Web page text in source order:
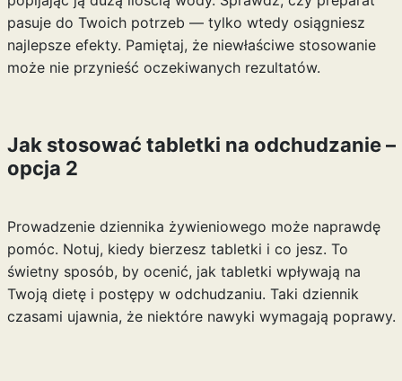
pasuje do Twoich potrzeb — tylko wtedy osiągniesz
najlepsze efekty. Pamiętaj, że niewłaściwe stosowanie
może nie przynieść oczekiwanych rezultatów.
Jak stosować tabletki na odchudzanie –
opcja 2
Prowadzenie dziennika żywieniowego może naprawdę
pomóc. Notuj, kiedy bierzesz tabletki i co jesz. To
świetny sposób, by ocenić, jak tabletki wpływają na
Twoją dietę i postępy w odchudzaniu. Taki dziennik
czasami ujawnia, że niektóre nawyki wymagają poprawy.